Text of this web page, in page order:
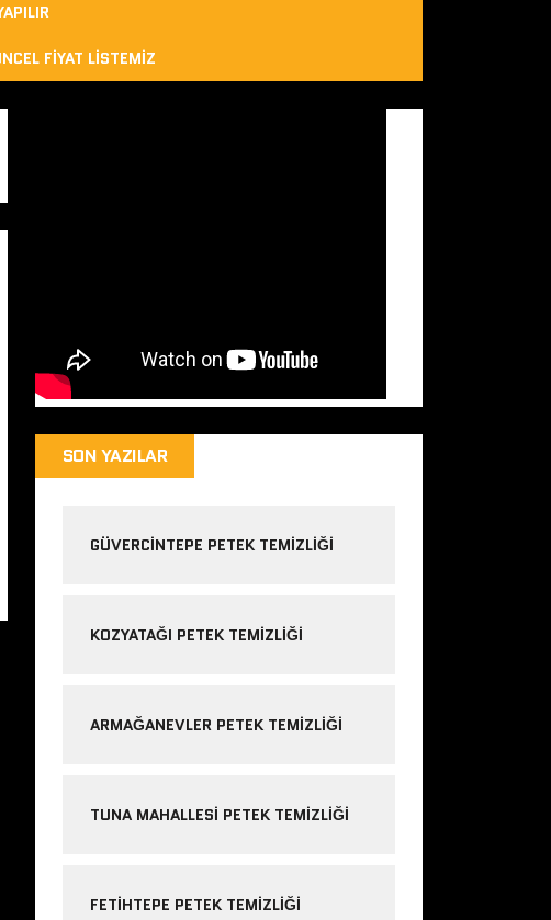
FIYAT LISTEMIZ
SON YAZILAR
GÜVERCINTEPE PETEK TEMIZLIĞI
KOZYATAĞI PETEK TEMIZLIĞI
ARMAĞANEVLER PETEK TEMIZLIĞI
TUNA MAHALLESI PETEK TEMIZLIĞI
FETIHTEPE PETEK TEMIZLIĞI